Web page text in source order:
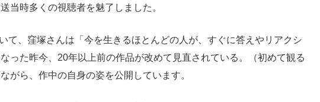
当時多くの視聴者を魅了しました。
て、窪塚さんは「今を生きるほとんどの人が、すぐに答えやリアクシ
った昨今、20年以上前の作品が改めて見直されている。（初めて観る
がら、作中の自身の姿を公開しています。